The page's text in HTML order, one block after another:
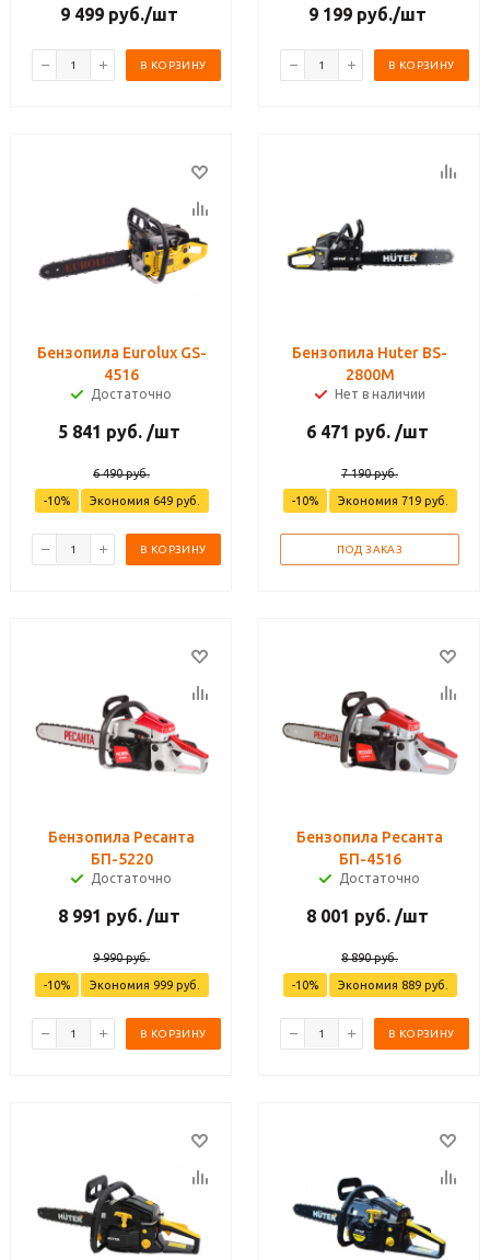
9 499 руб./шт
В КОРЗИНУ
9 199 руб./шт
В КОРЗИНУ
Бензопила Eurolux GS-
4516
Достаточно
5 841 руб. /шт
6 490руб.
-10% Экономия 649руб.
В КОРЗИНУ
Бензопила Huter BS-
2800M
Нет в наличии
6 471 руб. /шт
7 190руб.
-10% Экономия 719руб.
ПОД ЗАКАЗ
Бензопила Ресанта
БП-5220
Достаточно
8 991 руб. /шт
9 990руб.
-10% Экономия 999руб.
В КОРЗИНУ
Бензопила Ресанта
БП-4516
Достаточно
8 001 руб. /шт
8 890руб.
-10% Экономия 889руб.
В КОРЗИНУ